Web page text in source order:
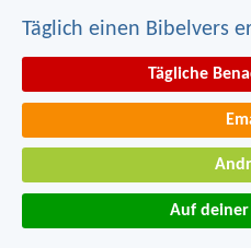
Täglich einen Bibelvers
Tägliche
Auf